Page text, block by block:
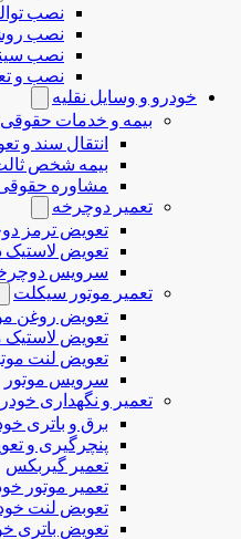
نصب
نصب
نصب
نصب و
خودرو و وسایل نقلیه
بیمه و خدمات
انتقال سند و
بیمه شخص
مشاوره حقوقی
تعمیر دوچرخه
تعویض ترمز
تعویض
سرویس
تعمیر موتور سیکلت
تعویض روغن
تعویض لاستیک
تعویض لنت
سرویس موتور
تعمیر و نگهداری
برق و باتری
پنچرگیری و
تعمیر گیربکس
تعمیر موتور
تعوبض لنت
تعویض باتری